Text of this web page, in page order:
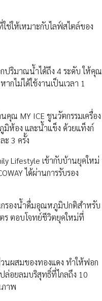
ใช่ให้เหมาะกับไลฟ์สไตล์ของ
กปริมาณน้ำได้ถึง 4 ระดับ ให้คุณ
กไม่ได้ใช้งานเป็นเวลา 1
คุณ MY ICE ชูนวัตกรรมเครื่อง
ห้อง และน้ำแข็ง ด้วยแท็งก์
ะ 3 ครั้ง
Lifestyle เข้ากับบ้านยุคใหม่
ได้ผ่านการรับรอง
กรองน้ำดื่มอุณหภูมิปกติสำหรับ
ร ตอบโจทย์ชีวิตยุคใหม่ที่
วนผสมของทองแดง ทำให้ฟอก
ล่อยลมบริสุทธิ์ที่ไกลถึง 10
ภาพ